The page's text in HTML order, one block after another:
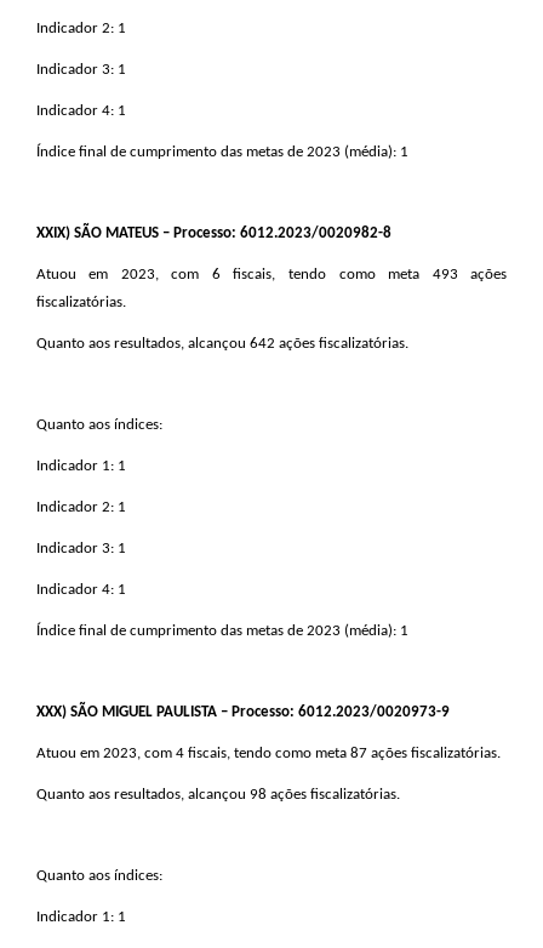
Indicador 2: 1
Indicador 3: 1
Indicador 4: 1
Índice final de cumprimento das metas de 2023 (média): 1
XXIX) SÃO MATEUS – Processo: 6012.2023/0020982-8
Atuou em 2023, com 6 fiscais, tendo como meta 493 ações
fiscalizatórias.
Quanto aos resultados, alcançou 642 ações fiscalizatórias.
Quanto aos índices:
Indicador 1: 1
Indicador 2: 1
Indicador 3: 1
Indicador 4: 1
Índice final de cumprimento das metas de 2023 (média): 1
XXX) SÃO MIGUEL PAULISTA – Processo: 6012.2023/0020973-9
Atuou em 2023, com 4 fiscais, tendo como meta 87 ações fiscalizatórias.
Quanto aos resultados, alcançou 98 ações fiscalizatórias.
Quanto aos índices:
Indicador 1: 1